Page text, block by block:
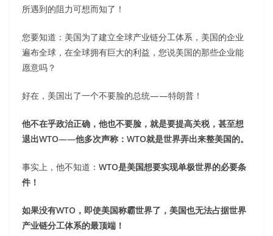
所遇到的阻力可想而知了！
您要知道：美国为了建立全球产业链分工体系，美国的企业
遍布全球，在全球拥有巨大的利益，您说美国的那些企业能
愿意吗？
好在，美国出了一个不要脸的总统——特朗普！
他不在乎政治正确，他也不要脸，就是要提高关税，甚至想
退出WTO——他多次声称：WTO就是世界弄出来整美国的。
事实上，他不知道： WTO是美国想要实现单极世界的必要条
件！
如果没有WTO，即使美国称霸世界了，美国也无法占据世界
产业链分工体系的最顶端！